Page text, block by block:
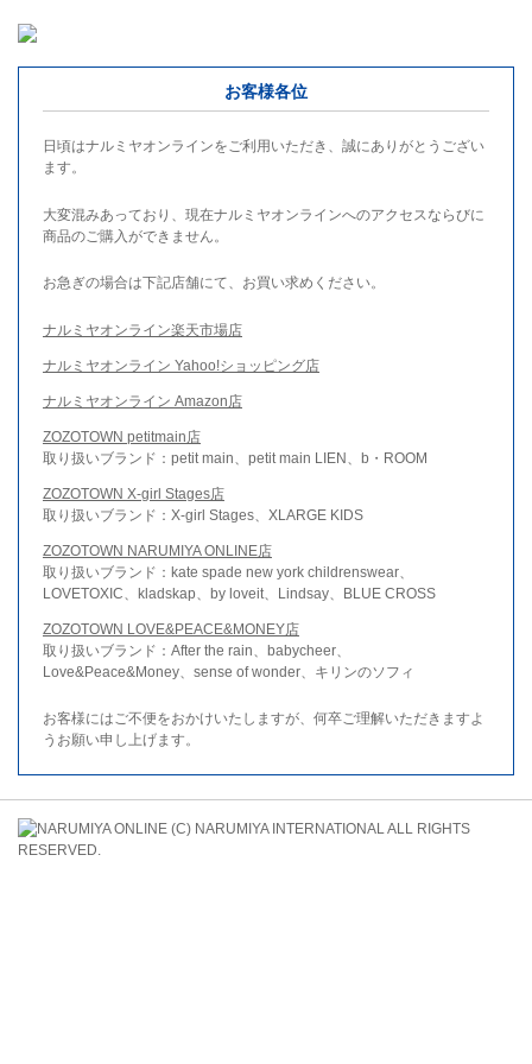
お客様各位
日頃はナルミヤオンラインをご利用いただき、誠にありがとうござい
ます。
大変混みあっており、現在ナルミヤオンラインへのアクセスならびに
商品のご購入ができません。
お急ぎの場合は下記店舗にて、お買い求めください。
ナルミヤオンライン楽天市場店
ナルミヤオンライン Yahoo!ショッピング店
ナルミヤオンライン Amazon店
ZOZOTOWN petitmain店
取り扱いブランド：petit main、petit main LIEN、b・ROOM
ZOZOTOWN X-girl Stages店
取り扱いブランド：X-girl Stages、XLARGE KIDS
ZOZOTOWN NARUMIYA ONLINE店
取り扱いブランド：kate spade new york childrenswear、
LOVETOXIC、kladskap、by loveit、Lindsay、BLUE CROSS
ZOZOTOWN LOVE&PEACE&MONEY店
取り扱いブランド：After the rain、babycheer、
Love&Peace&Money、sense of wonder、キリンのソフィ
お客様にはご不便をおかけいたしますが、何卒ご理解いただきますよ
うお願い申し上げます。